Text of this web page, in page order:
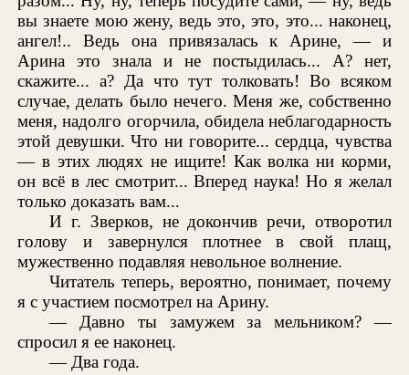
вы знаете мою жену, ведь это, это, это... наконец,
ангел!.. Ведь она привязалась к Арине, — и
Арина это знала и не постыдилась... А? нет,
скажите... а? Да что тут толковать! Во всяком
случае, делать было нечего. Меня же, собственно
меня, надолго огорчила, обидела неблагодарность
этой девушки. Что ни говорите... сердца, чувства
— в этих людях не ищите! Как волка ни корми,
он всё в лес смотрит... Вперед наука! Но я желал
только доказать вам...
И г. Зверков, не докончив речи, отворотил
голову и завернулся плотнее в свой плащ,
мужественно подавляя невольное волнение.
Читатель теперь, вероятно, понимает, почему
я с участием посмотрел на Арину.
— Давно ты замужем за мельником? —
спросил я ее наконец.
— Два года.